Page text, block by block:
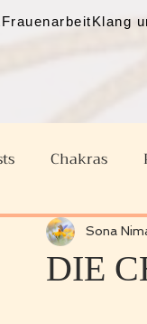
FrauenarbeitKlang
Chakras
Portaltage Rituale
DIE
Sona